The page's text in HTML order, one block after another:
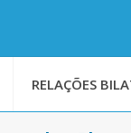
RELAÇÕES